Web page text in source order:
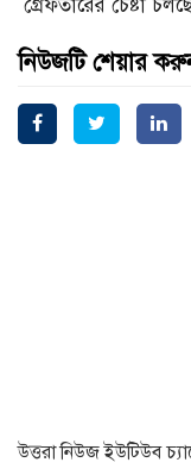
গ্রেফতারের চেষ্টা
নিউজটি শেয়ার
উত্তরা নিউজ ইউটিউব